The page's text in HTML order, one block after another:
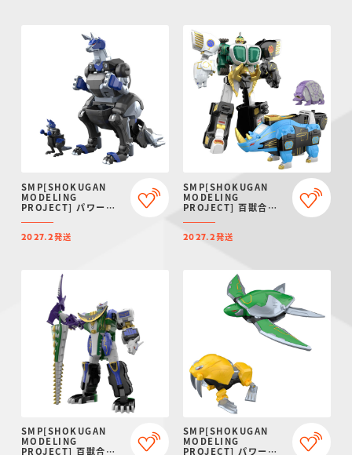
SMP[SHOKUGAN
MODELING
PROJECT] パワーア
ニマルシリーズ エクス
トラ ガオワラビー【プ
レミアムバンダイ限
2027.2発送
SMP[SHOKUGAN
MODELING
PROJECT] 百獣合体
ガオマッスル/ガオライ
ノス＆ガオマジロ【再
販：2027年2月発送】
2027.2発送
SMP[SHOKUGAN
MODELING
PROJECT] 百獣合体
SMP[SHOKUGAN
MODELING
PROJECT] パワーア